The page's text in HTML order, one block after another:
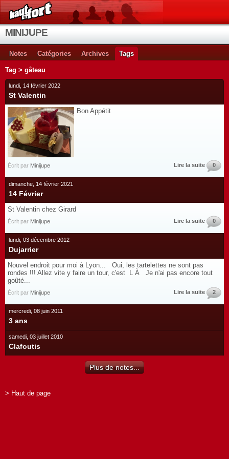
MINIJUPE
Notes Catégories Archives Tags
Tag > gâteau
lundi, 14 février 2022
St Valentin
Bon Appétit
Écrit par Minijupe Lire la suite 0
dimanche, 14 février 2021
14 Février
St Valentin chez Girard
Écrit par Minijupe Lire la suite 0
lundi, 03 décembre 2012
Dujarrier
Nouvel endroit pour moi à Lyon... Oui, les tartelettes ne sont pas
rondes !!! Allez vite y faire un tour, c'est L À Je n'ai pas encore tout
goûté...
Écrit par Minijupe Lire la suite 2
mercredi, 08 juin 2011
3 ans
samedi, 03 juillet 2010
Clafoutis
Plus de notes...
> Haut de page